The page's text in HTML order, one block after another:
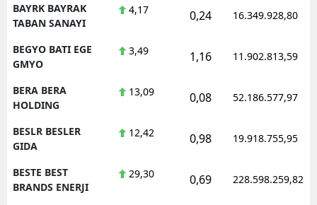
BAYRK BAYRAK
TABAN SANAYI
4,17 0,24 16.349.928,80
BEGYO BATI EGE
GMYO
3,49 1,16 11.902.813,59
BERA BERA
HOLDING
13,09 0,08 52.186.577,97
BESLR BESLER
GIDA
12,42 0,98 19.918.755,95
BESTE BEST
BRANDS ENERJI
29,30 0,69 228.598.259,82